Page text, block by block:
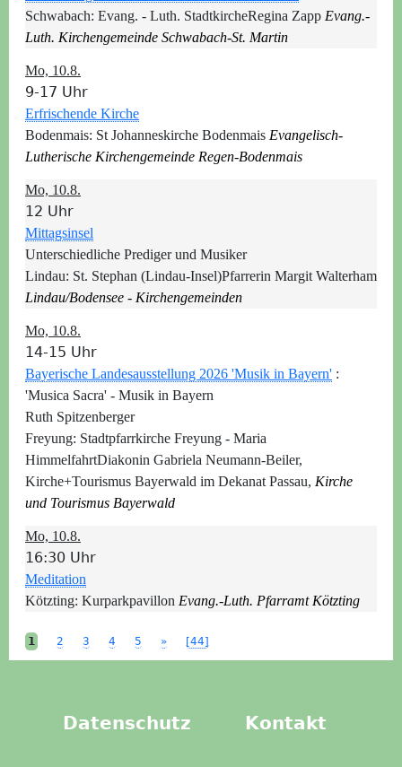
Schwabach: Evang. - Luth. StadtkircheRegina Zapp Evang.-
Luth. Kirchengemeinde Schwabach-St. Martin
Mo, 10.8.
9-17 Uhr
Erfrischende Kirche
Bodenmais: St Johanneskirche Bodenmais Evangelisch-
Lutherische Kirchengemeinde Regen-Bodenmais
Mo, 10.8.
12 Uhr
Mittagsinsel
Unterschiedliche Prediger und Musiker
Lindau: St. Stephan (Lindau-Insel)Pfarrerin Margit Walterham
Lindau/Bodensee - Kirchengemeinden
Mo, 10.8.
14-15 Uhr
Bayerische Landesausstellung 2026 'Musik in Bayern' :
'Musica Sacra' - Musik in Bayern
Ruth Spitzenberger
Freyung: Stadtpfarrkirche Freyung - Maria
HimmelfahrtDiakonin Gabriela Neumann-Beiler,
Kirche+Tourismus Bayerwald im Dekanat Passau, Kirche
und Tourismus Bayerwald
Mo, 10.8.
16:30 Uhr
Meditation
Kötzting: Kurparkpavillon Evang.-Luth. Pfarramt Kötzting
1 2 3 4 5 » [44]
Datenschutz Kontakt